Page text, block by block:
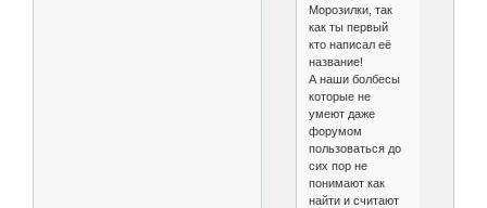
Морозилки, так
как ты первый
кто написал её
название!
А наши болбесы
которые не
умеют даже
форумом
пользоваться до
сих пор не
понимают как
найти и считают